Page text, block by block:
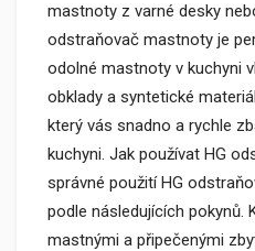
mastnoty z varné desky
odstraňovač mastnoty je
odolné mastnoty v kuchyni
obklady a syntetické
který vás snadno a rychle
kuchyni. Jak používat HG
správné použití HG
podle následujících pokynů.
mastnými a připečenými